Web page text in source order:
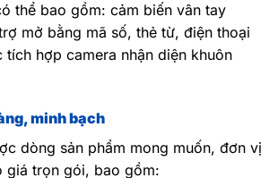
thể bao gồm: cảm biến vân tay
mở bằng mã số, thẻ từ, điện thoại
tích hợp camera nhận diện khuôn
minh bạch
dòng sản phẩm mong muốn, đơn vị
giá trọn gói, bao gồm: